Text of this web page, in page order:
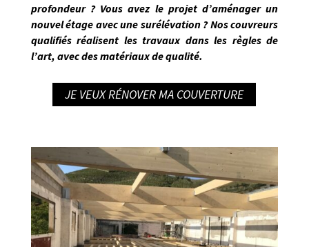
profondeur ? Vous avez le projet d’aménager un
nouvel étage avec une surélévation ? Noscouvreurs
qualifiés réalisent les travaux dans les règles de
l’art, avec des matériaux de qualité.
JE VEUX RÉNOVER MA COUVERTURE